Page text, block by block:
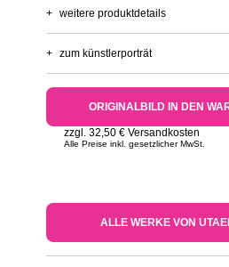
+ weitere produktdetails
+ zum künstlerporträt
ORIGINALBILD IN DEN
zzgl. 32,50 € Versandkosten
Alle Preise inkl. gesetzlicher MwSt.
ALLE WERKE VON